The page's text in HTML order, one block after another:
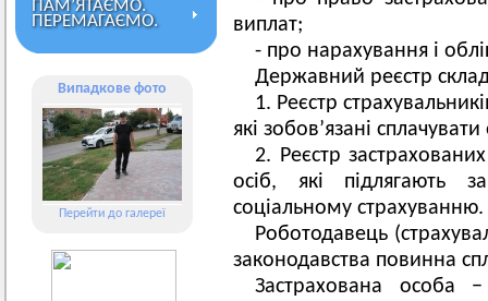
ПАМ’ЯТАЄМО.
ПЕРЕМАГАЄМО.
Випадкове фото
Перейти до галереї
виплат;
- про нарахування і
Державний реєстр
1. Реєстр
які зобов’язані
2. Реєстр
осіб, які підлягають
соціальному страхуванню.
Роботодавець
законодавства повинна
Застрахована особа